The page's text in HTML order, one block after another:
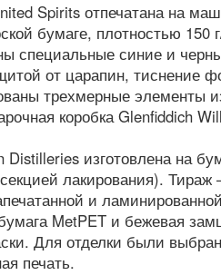
Spirits отпечатана на
бумаге, плотностью 150
специальные синие и
от царапин, тиснение
трехмерные элементы
коробка Glenfiddich
изготовлена на
лакирования).
и
MetPET и бежевая
Для отделки были
печать.